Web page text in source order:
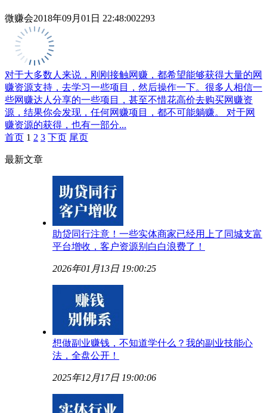
微赚会2018年09月01日 22:48:002293
对于大多数人来说，刚刚接触网赚，都希望能够获得大量的网
赚资源支持，去学习一些项目，然后操作一下。很多人相信一
些网赚达人分享的一些项目，甚至不惜花高价去购买网赚资
源，结果你会发现，任何网赚项目，都不可能躺赚。 对于网
赚资源的获得，也有一部分...
首页 1 2 3 下页 尾页
最新文章
助贷同行注意！一些实体商家已经用上了同城支富
平台增收，客户资源别白白浪费了！
2026年01月13日 19:00:25
想做副业赚钱，不知道学什么？我的副业技能心
法，全盘公开！
2025年12月17日 19:00:06